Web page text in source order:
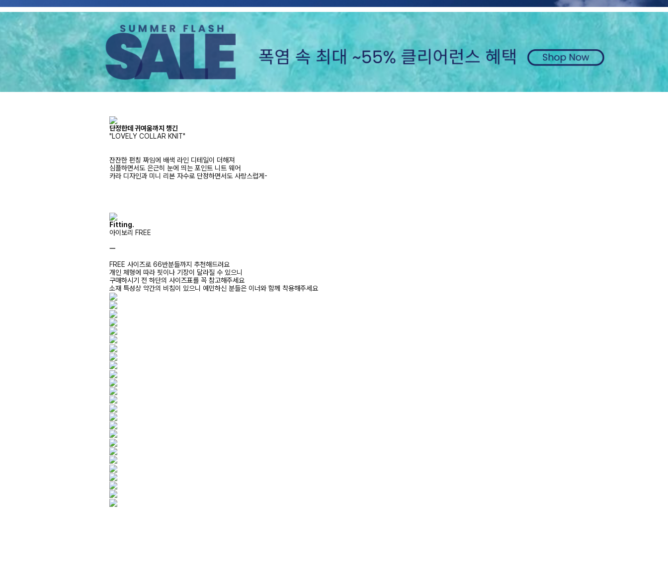
단정한데 귀여움까지 챙긴
"LOVELY COLLAR KNIT"
잔잔한 펀칭 짜임에 배색 라인 디테일이 더해져
심플하면서도 은근히 눈에 띄는 포인트 니트 웨어
카라 디자인과 미니 리본 자수로 단정하면서도 사랑스럽게-
Fitting.
아이보리 FREE
ㅡ
FREE 사이즈로 66반분들까지 추천해드려요
개인 체형에 따라 핏이나 기장이 달라질 수 있으니
구매하시기 전 하단의 사이즈표를 꼭 참고해주세요
소재 특성상 약간의 비침이 있으니 예민하신 분들은 이너와 함께 착용해주세요